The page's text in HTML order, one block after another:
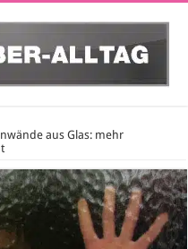
aus Glas: mehr